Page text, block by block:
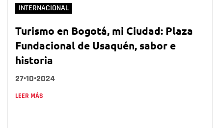
INTERNACIONAL
Turismo en Bogotá, mi Ciudad: Plaza
Fundacional de Usaquén, sabor e
historia
27•10•2024
LEER MÁS